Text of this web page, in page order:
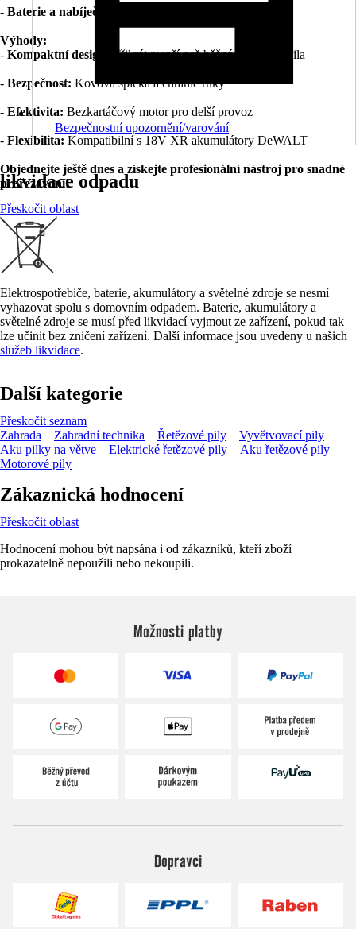
- Baterie a nabíječka:
Výhody:
- Kompaktní design: Třikrát menší než běžná motorová pila
- Bezpečnost: Kovová špička a chránič ruky
- Efektivita: Bezkartáčový motor pro delší provoz
- Flexibilita: Kompatibilní s 18V XR akumulátory DeWALT
Objednejte ještě dnes a získejte profesionální nástroj pro snadné
prořezávání!
Bezpečnostní upozornění/varování
likvidace odpadu
Přeskočit oblast
Elektrospotřebiče, baterie, akumulátory a světelné zdroje se nesmí
vyhazovat spolu s domovním odpadem. Baterie, akumulátory a
světelné zdroje se musí před likvidací vyjmout ze zařízení, pokud tak
lze učinit bez zničení zařízení. Další informace jsou uvedeny u našich
služeb likvidace.
Další kategorie
Přeskočit seznam
Zahrada
Zahradní technika Řetězové pily
Vyvětvovací pily
Aku pilky na větve
Elektrické řetězové pily
Aku řetězové pily
Motorové pily
Zákaznická hodnocení
Přeskočit oblast
Hodnocení mohou být napsána i od zákazníků, kteří zboží
prokazatelně nepoužili nebo nekoupili.
Možnosti platby
Dopravci